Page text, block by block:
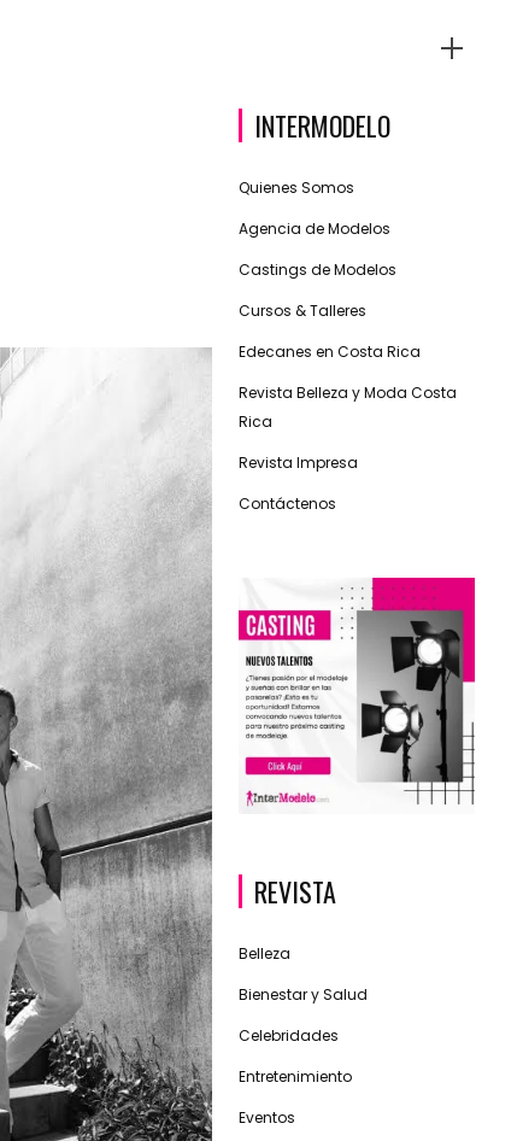
INTERMODELO
Quienes Somos
Agencia de Modelos
Castings de Modelos
Cursos & Talleres
Edecanes en Costa Rica
Revista Belleza y Moda Costa
Rica
Revista Impresa
Contáctenos
REVISTA
Belleza
Bienestar y Salud
Celebridades
Entretenimiento
Eventos